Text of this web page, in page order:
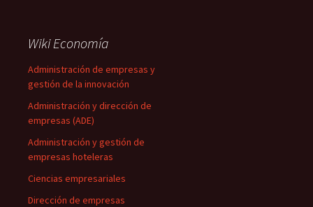
Wiki Economía
Administración de empresas y
gestión de la innovación
Administración y dirección de
empresas (ADE)
Administración y gestión de
empresas hoteleras
Ciencias empresariales
Dirección de empresas